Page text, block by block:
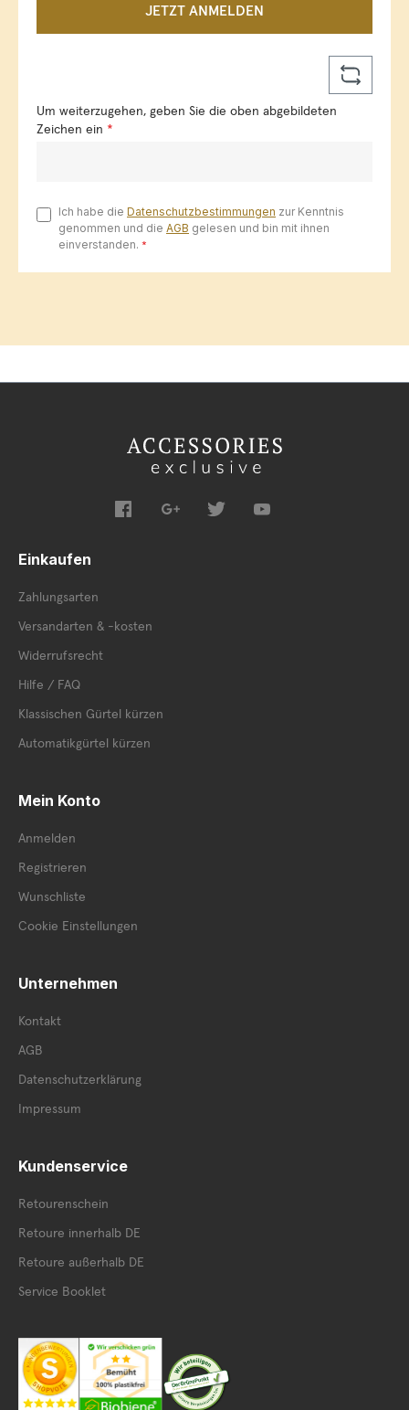
JETZT ANMELDEN
Um weiterzugehen, geben Sie die oben abgebildeten
Zeichen ein *
Ich habe die Datenschutzbestimmungen zur Kenntnis
genommen und die AGB gelesen und bin mit ihnen
einverstanden. *
Einkaufen
Zahlungsarten
Versandarten & -kosten
Widerrufsrecht
Hilfe / FAQ
Klassischen Gürtel kürzen
Automatikgürtel kürzen
Mein Konto
Anmelden
Registrieren
Wunschliste
Cookie Einstellungen
Unternehmen
Kontakt
AGB
Datenschutzerklärung
Impressum
Kundenservice
Retourenschein
Retoure innerhalb DE
Retoure außerhalb DE
Service Booklet